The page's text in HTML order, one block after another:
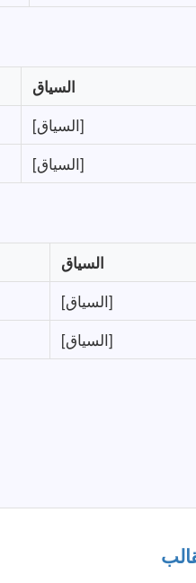
السياق
[السياق]
[السياق]
السياق
[السياق]
[السياق]